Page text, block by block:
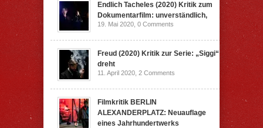
Endlich Tacheles (2020) Kritik zum
Dokumentarfilm: unverständlich,
19. Mai 2020, 0 Comments
Freud (2020) Kritik zur Serie: „Siggi“
dreht
11. April 2020, 2 Comments
Filmkritik BERLIN
ALEXANDERPLATZ: Neuauflage
eines Jahrhundertwerks